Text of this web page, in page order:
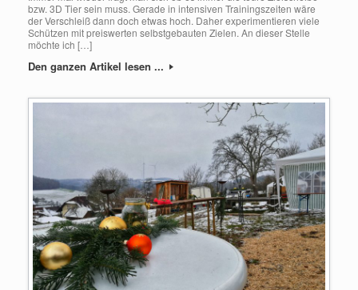
bzw. 3D Tier sein muss. Gerade in intensiven Trainingszeiten wäre
der Verschleiß dann doch etwas hoch. Daher experimentieren viele
Schützen mit preiswerten selbstgebauten Zielen. An dieser Stelle
möchte ich […]
Den ganzen Artikel lesen ...